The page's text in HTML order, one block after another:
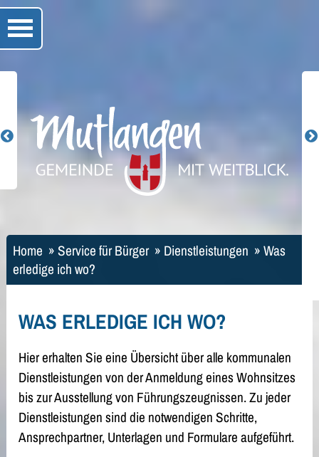
Home »Service für Bürger» Dienstleistungen »Was
erledige ich wo?
WAS ERLEDIGE ICH WO?
Hier erhalten Sie eine Übersicht über alle kommunalen
Dienstleistungen von der Anmeldung eines Wohnsitzes
bis zur Ausstellung von Führungszeugnissen. Zu jeder
Dienstleistungen sind die notwendigen Schritte,
Ansprechpartner, Unterlagen und Formulare aufgeführt.